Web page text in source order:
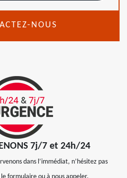
NOUS
7j/7 et 24h/24
dans l’immédiat, n’hésitez pas